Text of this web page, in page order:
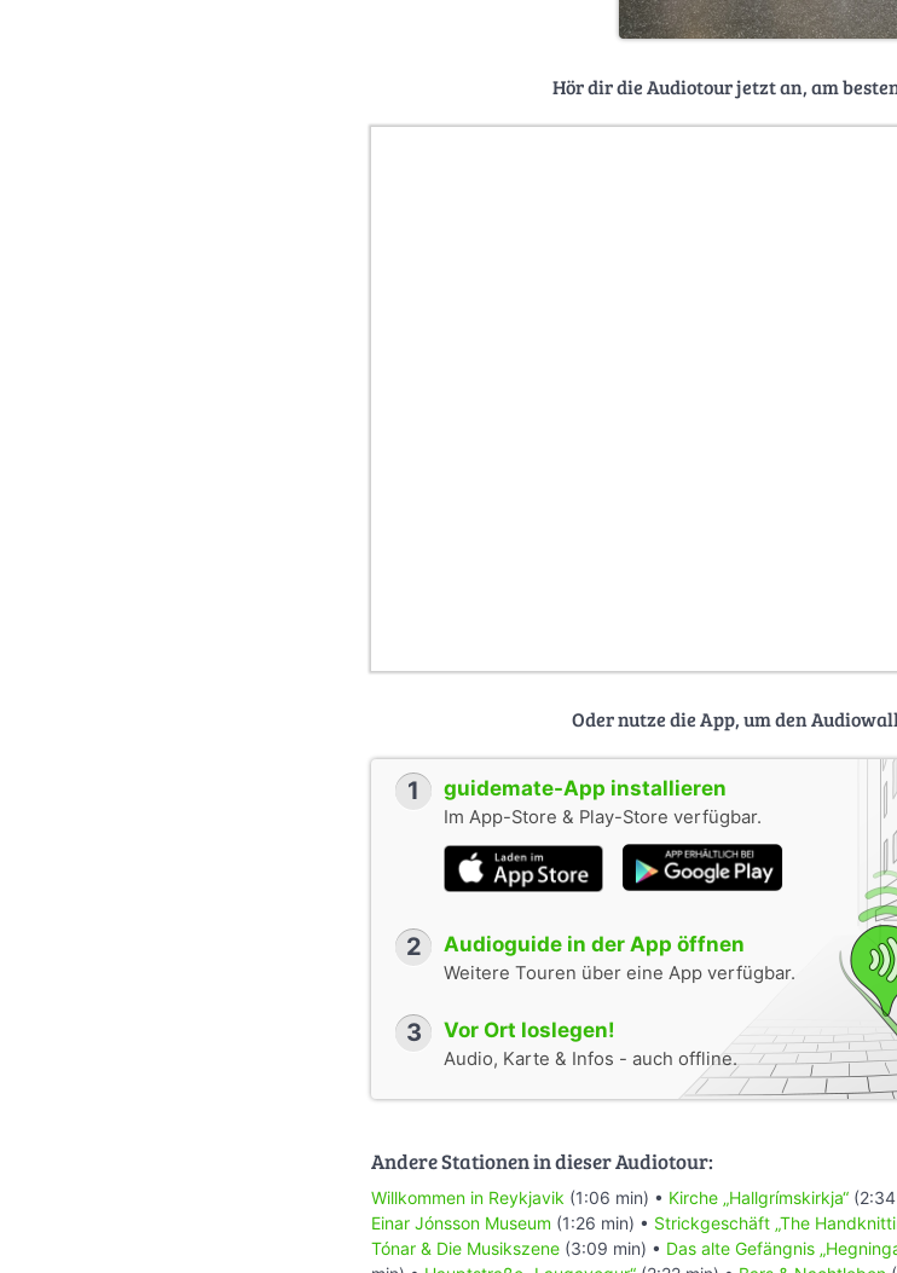
Hör dir die Audiotour jetzt an, am
Oder nutze die App, um den
1 guidemate-App installieren
Im App-Store & Play-Store verfügbar.
2 Audioguide in der App öffnen
Weitere Touren über eine App verfügbar.
3 Vor Ort loslegen!
Audio, Karte & Infos - auch offline.
Andere Stationen in dieser Audiotour:
Willkommen in Reykjavik (1:06 min) • Kirche „Hallgrímskirkja“
Einar Jónsson Museum (1:26 min) • Strickgeschäft „The
Tónar & Die Musikszene (3:09 min) • Das alte Gefängnis